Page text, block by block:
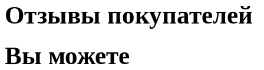
Отзывы покупателей
Вы можете